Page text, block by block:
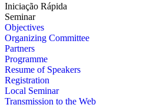
Iniciação Rápida
Seminar
Objectives
Organizing Committee
Partners
Programme
Resume of Speakers
Registration
Local Seminar
Transmission to the Web